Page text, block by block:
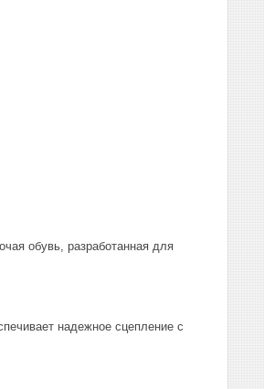
обувь, разработанная для
надежное сцепление с